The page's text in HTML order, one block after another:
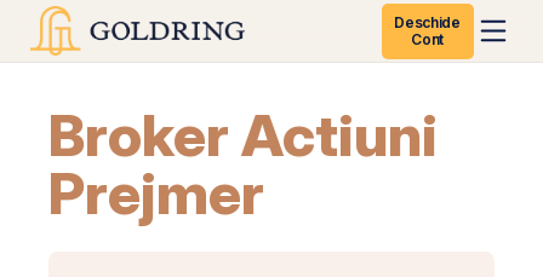
Deschide
Cont
Broker Actiuni
Prejmer